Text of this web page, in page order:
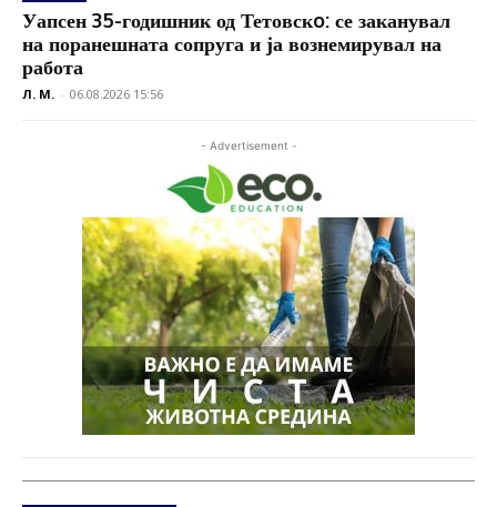
Уапсен 35-годишник од Тетовскo: се заканувал
на поранешната сопруга и ја вознемирувал на
работа
Л. М. - 06.08.2026 15:56
- Advertisement -